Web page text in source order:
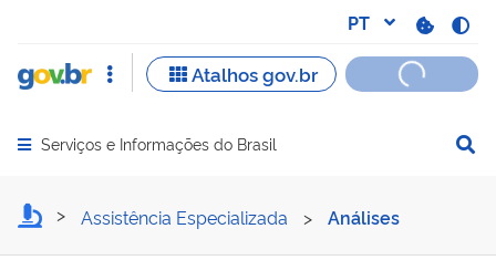
Abrir menu principal de navegação
Serviços e Informações do Brasil
Solicitar serviço de
Assistência Especializada > Análises